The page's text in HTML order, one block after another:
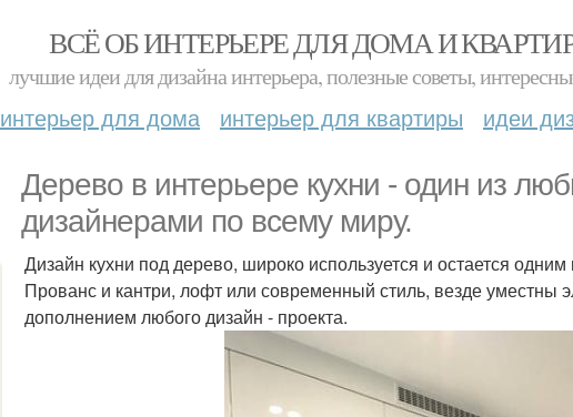
ВСЁ ОБ ИНТЕРЬЕРЕ ДЛЯ ДОМА И
лучшие идеи для дизайна интерьера, полезные советы,
интерьер для дома интерьер для квартиры идеи
Дерево в интерьере кухни - один из
дизайнерами по всему миру.
Дизайн кухни под дерево, широко используется и остается
Прованс и кантри, лофт или современный стиль, везде уместны
дополнением любого дизайн - проекта.